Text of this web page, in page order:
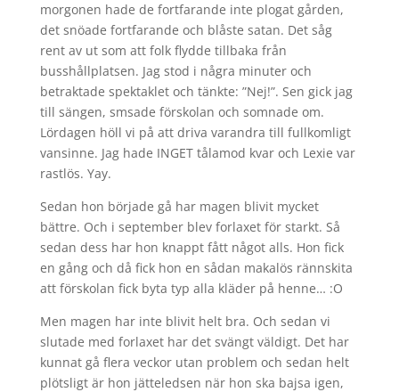
morgonen hade de fortfarande inte plogat gården,
det snöade fortfarande och blåste satan. Det såg
rent av ut som att folk flydde tillbaka från
busshållplatsen. Jag stod i några minuter och
betraktade spektaklet och tänkte: ”Nej!”. Sen gick jag
till sängen, smsade förskolan och somnade om.
Lördagen höll vi på att driva varandra till fullkomligt
vansinne. Jag hade INGET tålamod kvar och Lexie var
rastlös. Yay.
Sedan hon började gå har magen blivit mycket
bättre. Och i september blev forlaxet för starkt. Så
sedan dess har hon knappt fått något alls. Hon fick
en gång och då fick hon en sådan makalös rännskita
att förskolan fick byta typ alla kläder på henne… :O
Men magen har inte blivit helt bra. Och sedan vi
slutade med forlaxet har det svängt väldigt. Det har
kunnat gå flera veckor utan problem och sedan helt
plötsligt är hon jätteledsen när hon ska bajsa igen,